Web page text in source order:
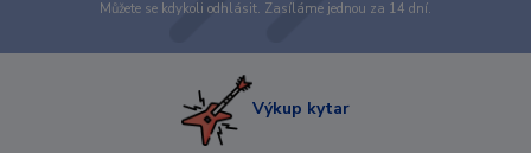
Můžete se kdykoli odhlásit. Zasíláme jednou za 14 dní.
Výkup kytar